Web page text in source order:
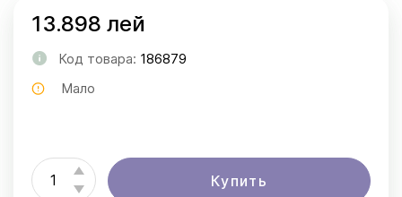
13.898 лей
Код товара: 186879
Мало
Купить